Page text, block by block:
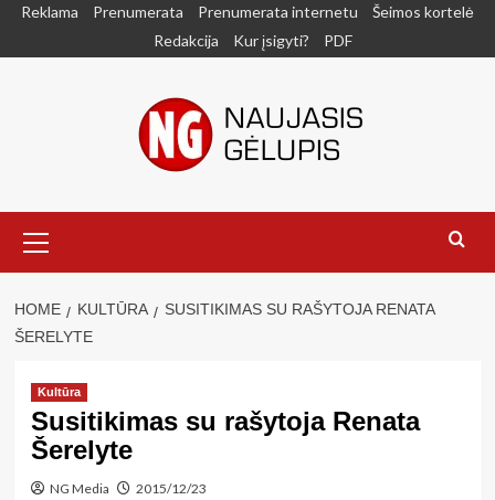
SkipReklama Prenumerata Prenumerata internetu
Šeimos kortelė
Redakcija
Kur įsigyti? PDF
Menu
HOME KULTŪRA
SUSITIKIMAS SU RAŠYTOJA RENATA
ŠERELYTE
Kultūra
Susitikimas su rašytoja Renata
Šerelyte
NG Media 2015/12/23